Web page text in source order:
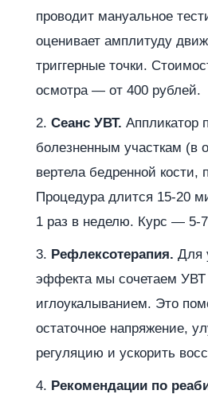
проводит мануальное
оценивает амплитуду
триггерные точки.
осмотра — от 400 рублей.
Сеанс УВТ. Аппликатор
болезненным участкам (в
вертела бедренной
Процедура длится 15-20
1 раз в неделю. Курс — 5-
Рефлексотерапия. Для
эффекта мы сочетаем УВТ
иглоукалыванием. Это
остаточное напряжение,
регуляцию и ускорить
Рекомендации по